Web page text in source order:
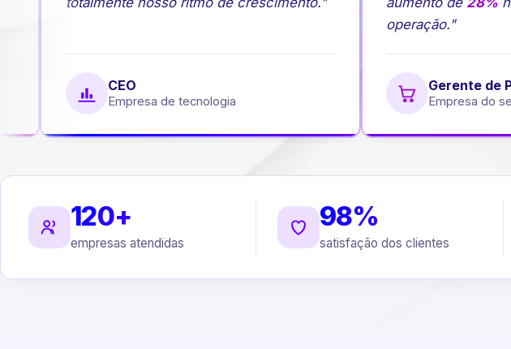
CEO
Empresa de tecnologia
operação."
Gerente de
Empresa do
120+
empresas atendidas
98%
satisfação dos clientes